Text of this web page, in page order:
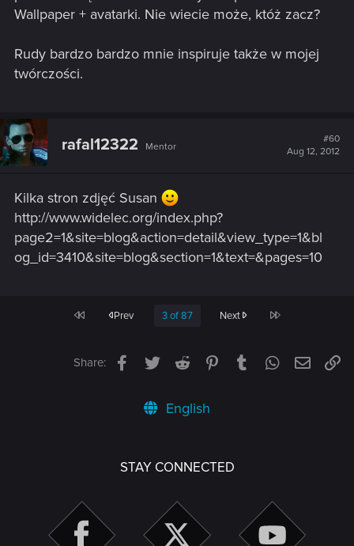
Wallpaper + avatarki. Nie wiecie może, któż zacz?
Rudy bardzo bardzo mnie inspiruje także w mojej
twórczości.
rafal12322 Mentor
#60
Aug 12, 2012
Kilka stron zdjęć Susan
http://www.widelec.org/index.php?
page2=1&site=blog&action=detail&view_type=1&bl
og_id=3410&site=blog&section=1&text=&pages=10
First Prev 3 of 87 Next Last
Share: Facebook
TwitterReddit PinterestTumblrWhatsApp
Email
English
STAY CONNECTED